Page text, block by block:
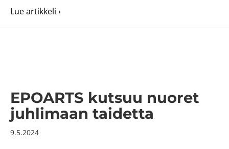
Lue artikkeli ›
EPOARTS kutsuu nuoret
juhlimaan taidetta
9.5.2024